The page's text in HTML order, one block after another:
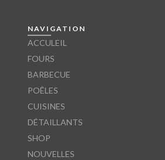
NAVIGATION
ACCULEIL
FOURS
BARBECUE
POÊLES
CUISINES
DÉTAILLANTS
SHOP
NOUVELLES